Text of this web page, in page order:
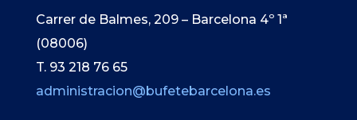
Carrer de Balmes, 209 – Barcelona 4º 1ª
(08006)
T. 93 218 76 65
administracion@bufetebarcelona.es